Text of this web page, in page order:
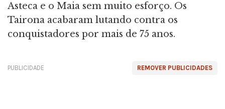
Asteca e o Maia sem muito esforço. Os
Tairona acabaram lutando contra os
conquistadores por mais de 75 anos.
REMOVER PUBLICIDADES
PUBLICIDADE